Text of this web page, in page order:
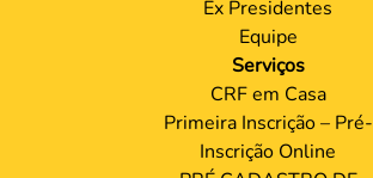
Ex Presidentes
Equipe
Serviços
CRF em Casa
Primeira Inscrição – Pré-
Inscrição Online